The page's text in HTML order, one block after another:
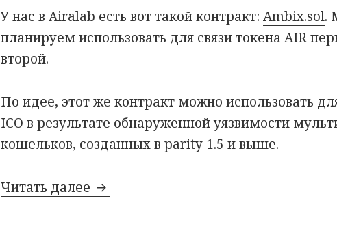
У нас в Airalab есть вот такой контракт:Ambix.sol.
планируем использовать для связи токена AIR
второй.
По идее, этот же контракт можно использовать
ICO в результате обнаруженной уязвимости
кошельков, созданных в parity 1.5 и выше.
Читать далее Контракт перегонного куба